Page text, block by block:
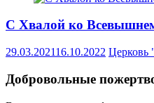
С Хвалой ко
29.03.202116.10.2022 Церковь
Добровольные